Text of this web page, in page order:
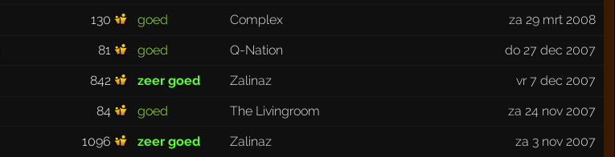
130 goed Complex
za 29 mrt 2008
81 goed Q-Nation
do 27 dec 2007
842 zeer goed Zalinaz
vr 7 dec 2007
84 goed The Livingroom
za 24 nov 2007
1096 zeer goed Zalinaz
za 3 nov 2007